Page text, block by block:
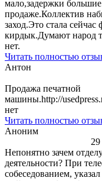
мало,задержки
продаже.Коллектив
заход.Это стала
кирдык.Думают народ
нет.
Читать полностью
Антон
Продажа печатной
машины.http://
нет
Читать полностью
Аноним
Непонятно зачем
деятельности? При
собеседованием,